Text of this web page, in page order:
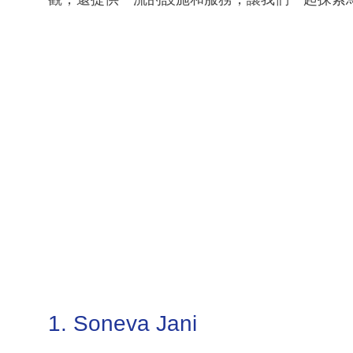
1. Soneva Jani